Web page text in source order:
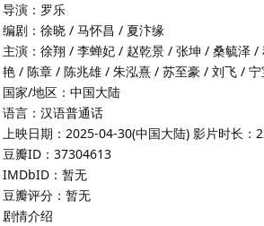
导演：罗乐
编剧：徐晓 / 马怀昌 / 夏汴缘
主演：徐翔 / 李蝉妃 / 赵乾景 / 张坤 / 桑毓泽
艳 / 陈章 / 陈兆雄 / 朱泓熹 / 苏至豪 / 刘飞 /
国家/地区：中国大陆
语言：汉语普通话
上映日期：2025-04-30(中国大陆) 影片时长：
豆瓣ID：37304613
IMDbID：暂无
豆瓣评分：暂无
剧情介绍